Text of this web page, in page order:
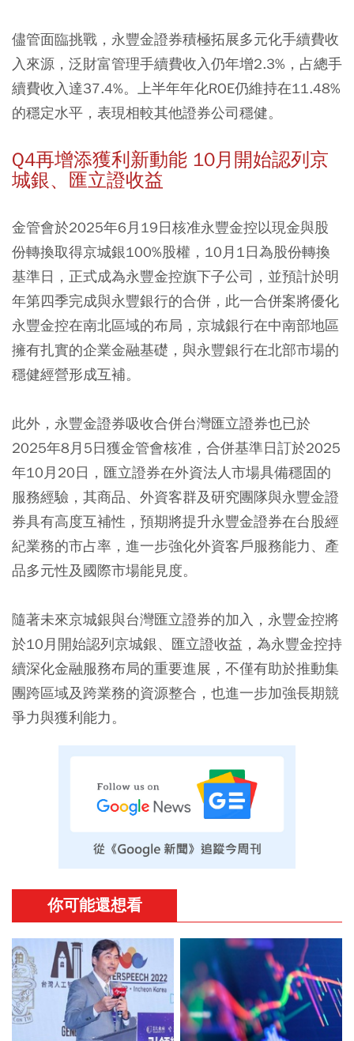
儘管面臨挑戰，永豐金證券積極拓展多元化手續費收
入來源，泛財富管理手續費收入仍年增2.3%，占總手
續費收入達37.4%。上半年年化ROE仍維持在11.48%
的穩定水平，表現相較其他證券公司穩健。
Q4再增添獲利新動能 10月開始認列京
城銀、匯立證收益
金管會於2025年6月19日核准永豐金控以現金與股
份轉換取得京城銀100%股權，10月1日為股份轉換
基準日，正式成為永豐金控旗下子公司，並預計於明
年第四季完成與永豐銀行的合併，此一合併案將優化
永豐金控在南北區域的布局，京城銀行在中南部地區
擁有扎實的企業金融基礎，與永豐銀行在北部市場的
穩健經營形成互補。
此外，永豐金證券吸收合併台灣匯立證券也已於
2025年8月5日獲金管會核准，合併基準日訂於2025
年10月20日，匯立證券在外資法人市場具備穩固的
服務經驗，其商品、外資客群及研究團隊與永豐金證
券具有高度互補性，預期將提升永豐金證券在台股經
紀業務的市占率，進一步強化外資客戶服務能力、產
品多元性及國際市場能見度。
隨著未來京城銀與台灣匯立證券的加入，永豐金控將
於10月開始認列京城銀、匯立證收益，為永豐金控持
續深化金融服務布局的重要進展，不僅有助於推動集
團跨區域及跨業務的資源整合，也進一步加強長期競
爭力與獲利能力。